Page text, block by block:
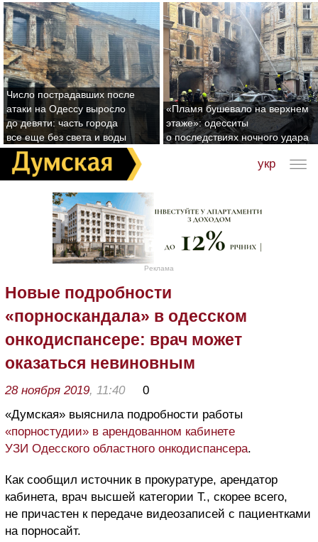
Число пострадавших после
атаки на Одессу выросло
до девяти: часть города
все еще без света и воды
«Пламя бушевало на верхнем
этаже»: одесситы
о последствиях ночного удара
укр
Реклама
Новые подробности
«порноскандала» в одесском
онкодиспансере: врач может
оказаться невиновным
28 ноября 2019, 11:40
0
«Думская» выяснила подробности работы
«порностудии» в арендованном кабинете
УЗИ Одесского областного онкодиспансера.
Как сообщил источник в прокуратуре, арендатор
кабинета, врач высшей категории Т., скорее всего,
не причастен к передаче видеозаписей с пациентками
на порносайт.